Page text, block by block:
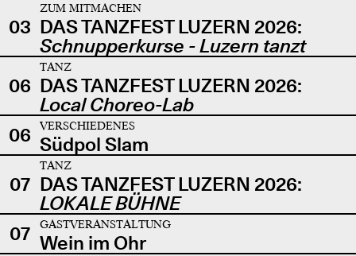
03
ZUM MITMACHEN
DAS TANZFEST LUZERN 2026:
Schnupperkurse - Luzern tanzt
06
TANZ
DAS TANZFEST LUZERN 2026:
Local Choreo-Lab
06
VERSCHIEDENES
Südpol Slam
07
TANZ
DAS TANZFEST LUZERN 2026:
LOKALE BÜHNE
07
GASTVERANSTALTUNG
Wein im Ohr